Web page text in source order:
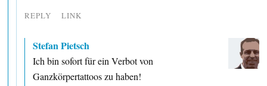
REPLY LINK
Stefan Pietsch
Ich bin sofort für ein Verbot von
Ganzkörpertattoos zu haben!